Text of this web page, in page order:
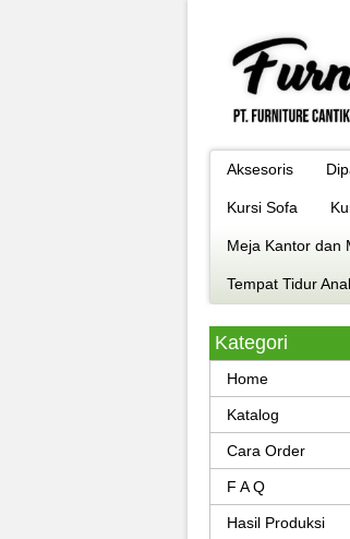
Aksesoris
Kursi Sofa
Meja Kantor dan
Tempat Tidur
Kategori
Home
Katalog
Cara Order
F A Q
Hasil Produksi